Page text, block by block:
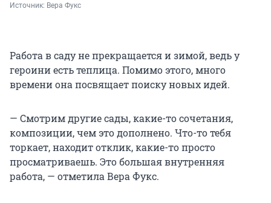
Источник: Вера Фукс
Работа в саду не прекращается и зимой, ведь у
героини есть теплица. Помимо этого, много
времени она посвящает поиску новых идей.
— Смотрим другие сады, какие-то сочетания,
композиции, чем это дополнено. Что-то тебя
торкает, находит отклик, какие-то просто
просматриваешь. Это большая внутренняя
работа, — отметила Вера Фукс.